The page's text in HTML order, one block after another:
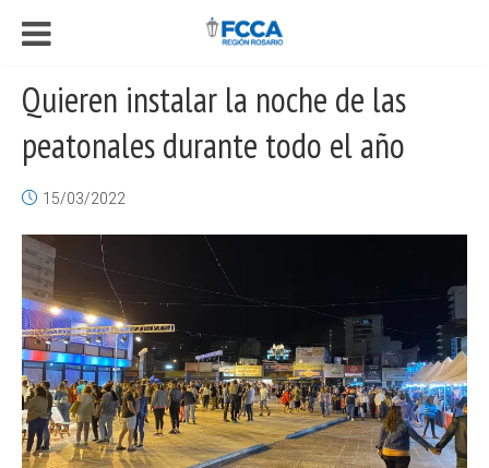
Quieren instalar la noche de las
peatonales durante todo el año
15/03/2022